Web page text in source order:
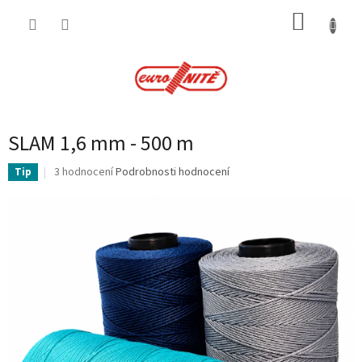
SLAM 1,6 mm - 500 m
Tip
Průměrné
hvězdiček.
3 hodnoceníPodrobnosti hodnocení